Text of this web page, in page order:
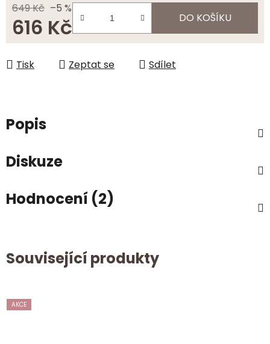
649 Kč –5 %
616 Kč
Měrná cena:
DO KOŠÍKU
Tisk Zeptat se Sdílet
Popis
Diskuze
Hodnocení (2)
Související produkty
AKCE